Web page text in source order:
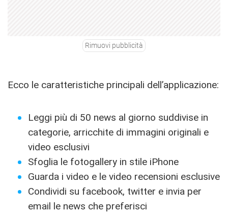
Rimuovi pubblicità
Ecco le caratteristiche principali dell’applicazione:
Leggi più di 50 news al giorno suddivise in
categorie, arricchite di immagini originali e
video esclusivi
Sfoglia le fotogallery in stile iPhone
Guarda i video e le video recensioni esclusive
Condividi su facebook, twitter e invia per
email le news che preferisci